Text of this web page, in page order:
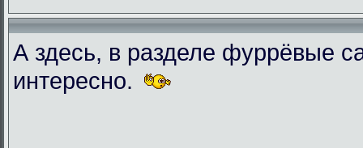
А здесь, в разделе фуррёвые
интересно.